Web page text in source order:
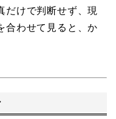
だけで判断せず、現
合わせて見ると、か